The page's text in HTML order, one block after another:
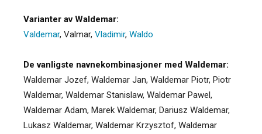
Varianter av Waldemar:
Valdemar, Valmar, Vladimir, Waldo
De vanligste navnekombinasjoner med Waldemar:
Waldemar Jozef, Waldemar Jan, Waldemar Piotr, Piotr
Waldemar, Waldemar Stanislaw, Waldemar Pawel,
Waldemar Adam, Marek Waldemar, Dariusz Waldemar,
Lukasz Waldemar, Waldemar Krzysztof, Waldemar